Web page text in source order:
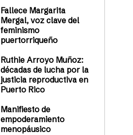
Fallece Margarita
Mergal, voz clave del
feminismo
puertorriqueño
Ruthie Arroyo Muñoz:
décadas de lucha por la
justicia reproductiva en
Puerto Rico
Manifiesto de
empoderamiento
menopáusico